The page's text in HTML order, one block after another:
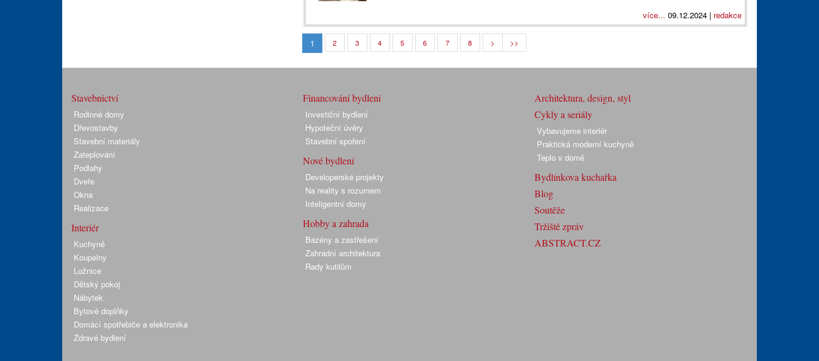
více... 09.12.2024 | redakce
1 2 3 4 5 6 7 8 > >>
Stavebnictví
Rodinné domy
Dřevostavby
Stavební materiály
Zateplování
Podlahy
Dveře
Okna
Realizace
Interiér
Kuchyně
Koupelny
Ložnice
Dětský pokoj
Nábytek
Bytové doplňky
Domácí spotřebiče a elektronika
Zdravé bydlení
Financování bydlení
Investiční bydlení
Hypoteční úvěry
Stavební spoření
Nové bydlení
Developerské projekty
Na reality s rozumem
Inteligentní domy
Hobby a zahrada
Bazény a zastřešení
Zahradní architektura
Rady kutilům
Architektura, design, styl
Cykly a seriály
Vybavujeme interiér
Praktická moderní kuchyně
Teplo v domě
Bydlínkova kuchařka
Blog
Soutěže
Tržiště zpráv
ABSTRACT.CZ